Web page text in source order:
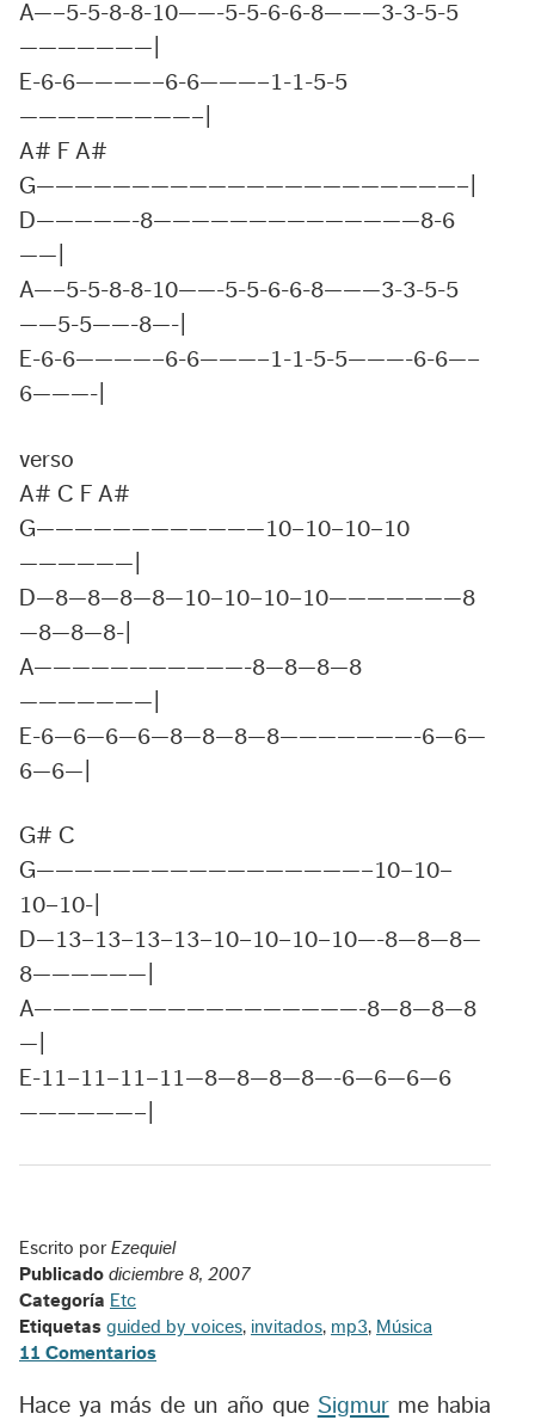
A—–5-5-8-8-10——-5-5-6-6-8———3-3-5-5
———————|
E-6-6————–6-6———–1-1-5-5
—————————–|
A# F A#
G——————————————————————–|
D—————-8——————————————8-6
——|
A—–5-5-8-8-10——-5-5-6-6-8———3-3-5-5
——5-5——-8—-|
E-6-6————–6-6———–1-1-5-5———-6-6—–
6———-|
verso
A# C F A#
G————————————10–10–10–10
——————|
D—8—8—8—8—10–10–10–10———————8
—8—8—8-|
A———————————-8—8—8—8
———————|
E-6—6—6—6—8—8—8—8———————-6—6—
6—6—|
G# C
G—————————————————–10–10–
10–10-|
D—13–13–13–13–10–10–10–10—-8—8—8—
8——————|
A—————————————————-8—8—8—8
—|
E-11–11–11–11—8—8—8—8—-6—6—6—6
——————–|
Escrito porEzequiel
Publicado diciembre 8, 2007
Categoría Etc
Etiquetas guided by voices, invitados, mp3, Música
11 Comentarios
Hace ya más de un año que Sigmurme habia